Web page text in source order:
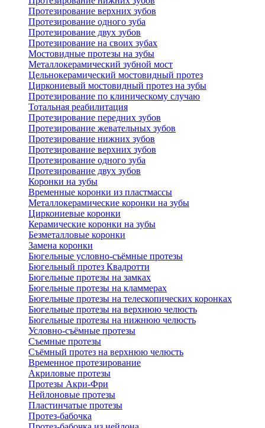
Протезирование верхних зубов
Протезирование одного зуба
Протезирование двух зубов
Протезирование на своих зубах
Мостовидные протезы на зубы
Металлокерамический зубной мост
Цельнокерамический мостовидный протез
Циркониевый мостовидный протез на зубы
Протезирование по клиническому случаю
Тотальная реабилитация
Протезирование передних зубов
Протезирование жевательных зубов
Протезирование нижних зубов
Протезирование верхних зубов
Протезирование одного зуба
Протезирование двух зубов
Коронки на зубы
Временные коронки из пластмассы
Металлокерамические коронки на зубы
Циркониевые коронки
Керамические коронки на зубы
Безметалловые коронки
Замена коронки
Бюгельные условно-съёмные протезы
Бюгельный протез Квадротти
Бюгельные протезы на замках
Бюгельные протезы на кламмерах
Бюгельные протезы на телескопических коронках
Бюгельные протезы на верхнюю челюсть
Бюгельные протезы на нижнюю челюсть
Условно-съёмные протезы
Съемные протезы
Съёмный протез на верхнюю челюсть
Временное протезирование
Акриловые протезы
Протезы Акри-Фри
Нейлоновые протезы
Пластинчатые протезы
Протез-бабочка